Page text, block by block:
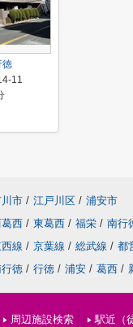
徳
11
市 / 江戸川区 / 浦安市
西 / 東葛西 / 福栄 / 南行
線 / 京葉線 / 総武線 / 都
徳 / 行徳 / 浦安 / 葛西 /
周辺施設検索 駅近（